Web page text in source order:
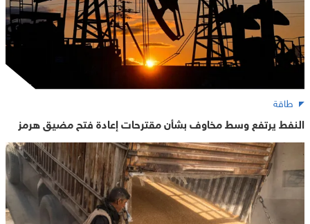
طاقة
النفط يرتفع وسط مخاوف بشأن مقترحات إعادة فتح مضيق هرمز